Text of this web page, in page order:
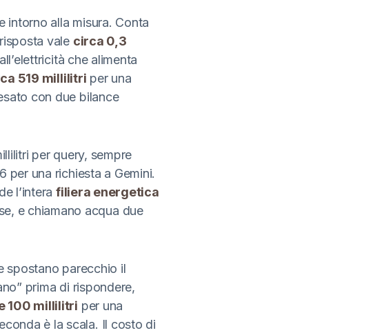
intorno alla misura. Conta
vale circa 0,3
che alimenta
519 millilitri per una
con due bilance
per query, sempre
una richiesta a Gemini.
l’interafiliera energetica
e chiamano acqua due
spostano parecchio il
prima di rispondere,
100 millilitri per una
è la scala. Il costo di